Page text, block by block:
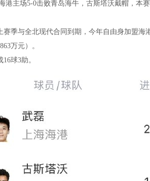
主场5-0击败青岛海牛，古斯塔沃戴帽，本
与全北现代合同到期，今年自由身加盟海
万元）。
球3助。